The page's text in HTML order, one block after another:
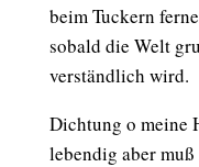
beim Tuckern
sobald die Welt
verständlich wird.
Dichtung o meine
lebendig aber